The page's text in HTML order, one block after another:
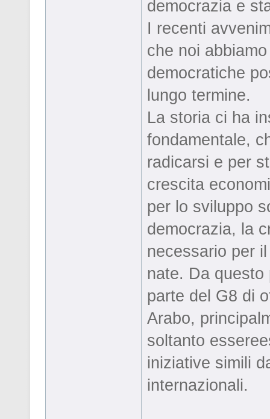
democrazia e
I recenti
che noi
democratiche
lungo termine.
La storia ci ha
fondamentale,
radicarsi e per
crescita
per lo sviluppo
democrazia, la
necessario per
nate. Da
parte del G8 di
Arabo,
soltanto
iniziative simili
internazionali.